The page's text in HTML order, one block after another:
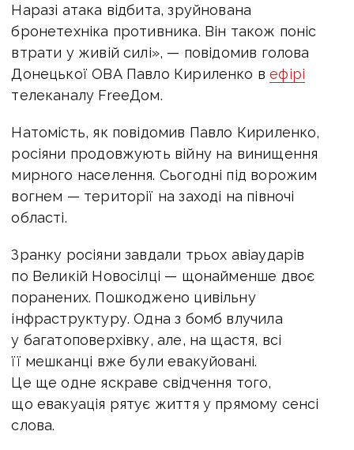
Наразі атака відбита, зруйнована
бронетехніка противника. Він також поніс
втрати у живій силі», — повідомив голова
Донецької ОВА Павло Кириленко вефірі
телеканалу FreeДом.
Натомість, як повідомив Павло Кириленко,
росіяни продовжують війну на винищення
мирного населення. Сьогодні під ворожим
вогнем — території на заході на півночі
області.
Зранку росіяни завдали трьох авіаударів
по Великій Новосілці — щонайменше двоє
поранених. Пошкоджено цивільну
інфраструктуру. Одна з бомб влучила
у багатоповерхівку, але, на щастя, всі
її мешканці вже були евакуйовані.
Це ще одне яскраве свідчення того,
що евакуація рятує життя у прямому сенсі
слова.